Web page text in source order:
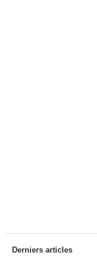
Derniers articles